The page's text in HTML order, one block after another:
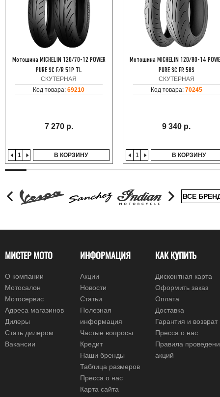
Мотошина MICHELIN 120/70-12 POWER
PURE SC F/R 51P TL
СКУТЕРНАЯ
Код товара:69210
7 270 р.
В КОРЗИНУ
Мотошина MICHELIN 120/80-14
PURE SC FR 58S
СКУТЕРНАЯ
Код товара: 70245
9 340 р.
В КОРЗИНУ
ВСЕ
МИСТЕР МОТО
О компании
Мотосалон
Мотосервис
Адреса магазинов
Дилеры
Стать дилером
Вакансии
ИНФОРМАЦИЯ
Акции
Новости
Статьи
Полезная
информация
Частые вопросы
Кредит
Наши бренды
Таблица размеров
Пресса о нас
Карта сайта
КАК КУПИТЬ
Дисконтная карта
Оформить заказ
Оплата
Доставка
Гарантия и возврат
Пресса о нас
Правила
акций